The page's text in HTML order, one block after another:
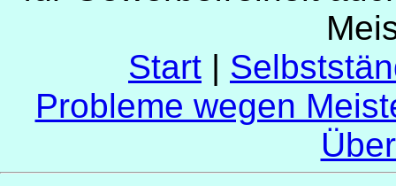
Start |
Probleme wegen